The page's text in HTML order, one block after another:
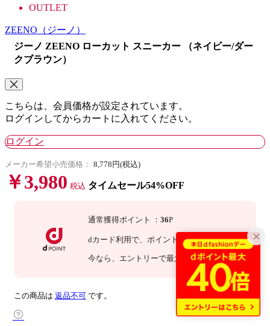
OUTLET
ZEENO （ジーノ）
ジーノ ZEENO ローカット スニーカー （ネイビー/ダー
クブラウン）
こちらは、会員価格が設定されています。
ログインしてからカートに入れてください。
ログイン
メーカー希望小売価格： 8,778円(税込)
￥3,980 税込 タイムセール54%OFF
通常獲得ポイント ：36P
dカード利用で、ポイント 倍 ：108P
今なら 、エントリーで最大 10 倍！詳細
この商品は 返品不可 です。